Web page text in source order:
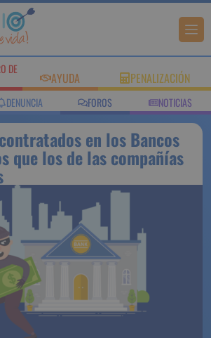
DE
AYUDA PENALIZACIÓN
DENUNCIA FOROS NOTICIAS
en los Bancos
que los de las compañías